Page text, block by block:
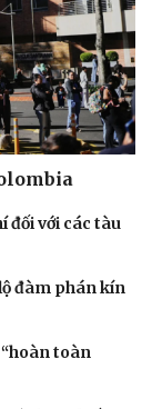
yêu
hồn
đối với các tàu
đàm phán kín
toàn